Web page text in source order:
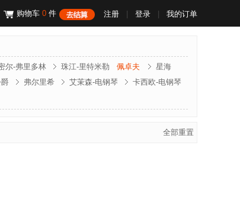
注册 登录 我的订单
购物车 0 件
尔-弗里多林 珠江-里特米勒 佩卓夫
星海
弗尔里希 艾茉森-电钢琴
卡西欧-电钢琴
全部重置